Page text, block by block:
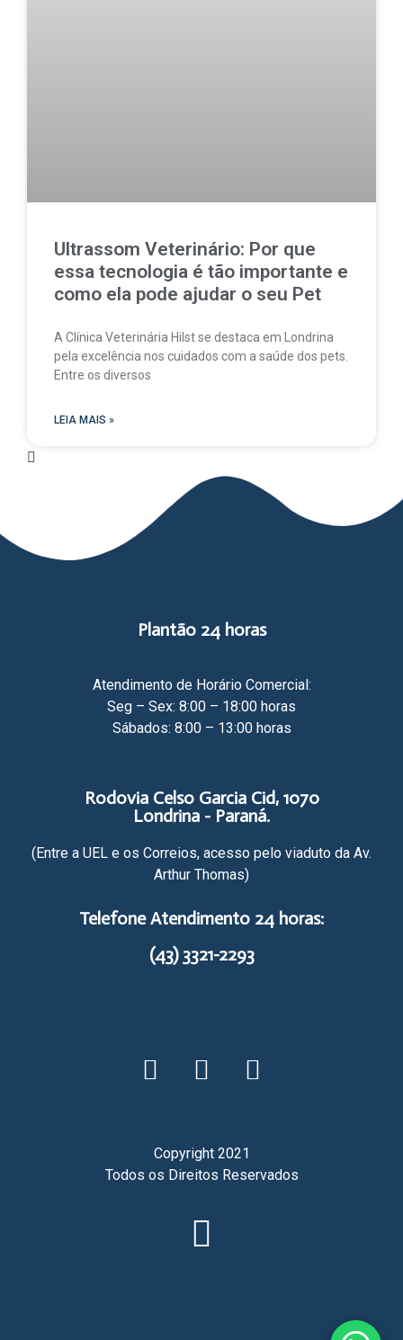
Ultrassom Veterinário: Por que
essa tecnologia é tão importante e
como ela pode ajudar o seu Pet
A Clínica Veterinária Hilst se destaca em Londrina
pela excelência nos cuidados com a saúde dos pets.
Entre os diversos
LEIA MAIS »
Plantão 24 horas
Atendimento de Horário Comercial:
Seg – Sex: 8:00 – 18:00 horas
Sábados: 8:00 – 13:00 horas
Rodovia Celso Garcia Cid, 1070
Londrina - Paraná.
(Entre a UEL e os Correios, acesso pelo viaduto da Av.
Arthur Thomas)​
Telefone Atendimento 24 horas:
(43) 3321-2293
Copyright 2021
Todos os Direitos Reservados